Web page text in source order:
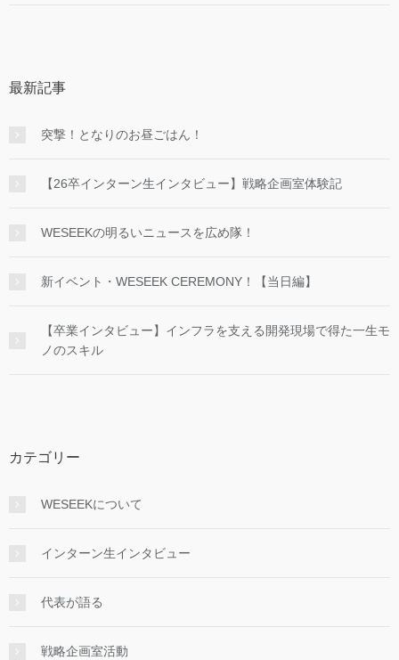
最新記事
突撃！となりのお昼ごはん！
【26卒インターン生インタビュー】戦略企画室体験記
WESEEKの明るいニュースを広め隊！
新イベント・WESEEK CEREMONY！【当日編】
【卒業インタビュー】インフラを支える開発現場で得た一生モ
ノのスキル
カテゴリー
WESEEKについて
インターン生インタビュー
代表が語る
戦略企画室活動